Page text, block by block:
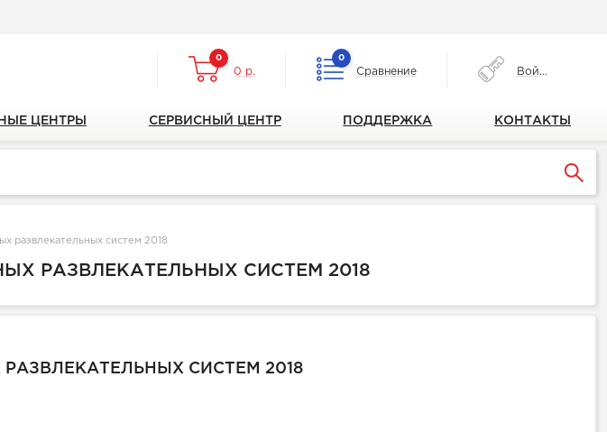
0
0 р.
0
Сравнение Войти
ЦЕНТРЫ СЕРВИСНЫЙ ЦЕНТР ПОДДЕРЖКА КОНТАКТЫ
развлекательных систем 2018
РАЗВЛЕКАТЕЛЬНЫХ СИСТЕМ 2018
СИСТЕМ 2018